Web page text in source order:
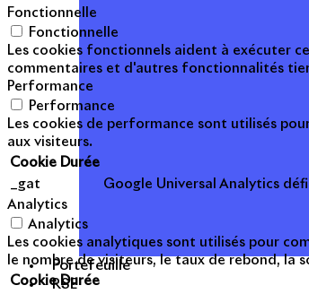
Portefeuille
RSE
Fonctionnelle
Fonctionnelle
Les cookies fonctionnels aident à exécuter
commentaires et d'autres fonctionnalités
Performance
Performance
Les cookies de performance sont utilisés
aux visiteurs.
Cookie Durée
_gat
Google Universal Analytics
Analytics
Analytics
Les cookies analytiques sont utilisés pour
le nombre de visiteurs, le taux de rebond, la
Cookie Durée